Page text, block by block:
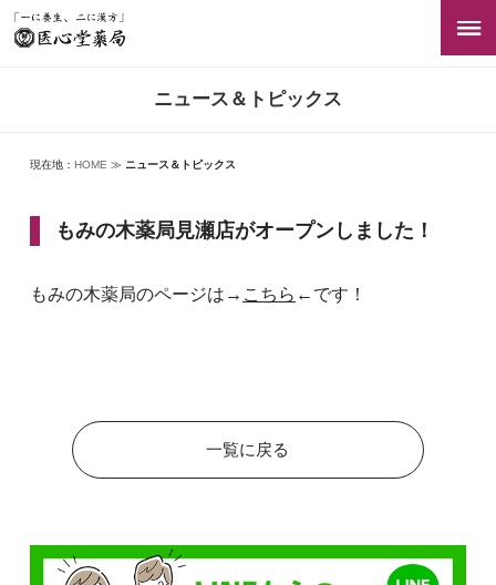
現在地： HOME ≫ ニュース＆トピックス
ニュース＆トピックス
もみの木薬局見瀬店がオープンしました！
もみの木薬局のページは→ こちら ←です！
一覧に戻る